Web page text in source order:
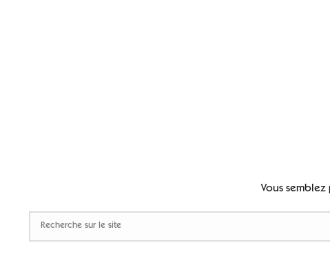
Vous